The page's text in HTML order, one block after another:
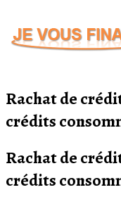
contenu
Rachat de
crédits
Rachat de
crédits